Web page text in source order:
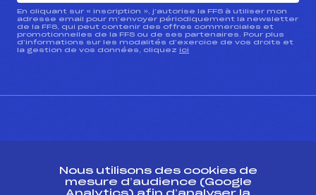
En cliquant sur « inscription », j’autorise la FFS à utiliser mon
adresse email pour m’envoyer périodiquement la newsletter
de la FFS, qui peut contenir des offres commerciales et
promotionnelles de la FFS ou de ses partenaires. Pour plus
d’informations sur les modalités d’exercice de vos droits et
la gestion de vos données, cliquez ici
ESPACE PRESSE
Nous utilisons des cookies de
mesure d’audience (Google